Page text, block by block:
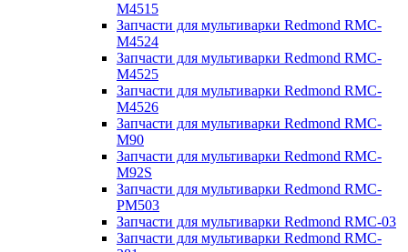
M4515
Запчасти для мультиварки Redmond RMC-
M4524
Запчасти для мультиварки Redmond RMC-
M4525
Запчасти для мультиварки Redmond RMC-
M4526
Запчасти для мультиварки Redmond RMC-
M90
Запчасти для мультиварки Redmond RMC-
M92S
Запчасти для мультиварки Redmond RMC-
PM503
Запчасти для мультиварки Redmond RMC-03
Запчасти для мультиварки Redmond RMC-